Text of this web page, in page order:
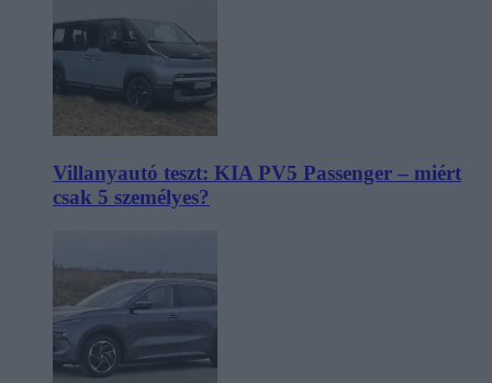
Villanyautó teszt: KIA PV5 Passenger – miért
csak 5 személyes?